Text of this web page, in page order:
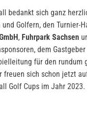
bedankt sich ganz
Golfern, den Turnier-
, Fuhrpark Sachsen
dem
für den rundum
freuen sich schon jetzt
Golf Cups im Jahr 2023.